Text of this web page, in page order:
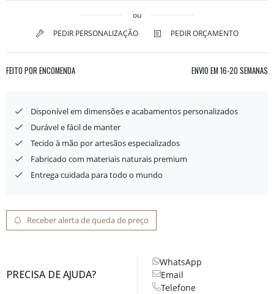
ou
PEDIR PERSONALIZAÇÃO
PEDIR ORÇAMENTO
FEITO POR ENCOMENDA ENVIO EM 16-20 SEMANAS
Disponível em dimensões e acabamentos personalizados
Durável e fácil de manter
Tecido à mão por artesãos especializados
Fabricado com materiais naturais premium
Entrega cuidada para todo o mundo
Receber alerta de queda de preço
PRECISA DE AJUDA?
WhatsApp
Email
Telefone